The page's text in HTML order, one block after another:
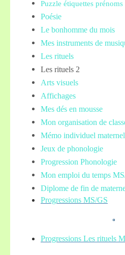
Puzzle étiquettes prénoms
Poésie
Le bonhomme du mois
Mes instruments de
Les rituels
Les rituels 2
Arts visuels
Affichages
Mes dés en mousse
Mon organisation de
Mémo individuel
Jeux de phonologie
Progression Phonologie
Mon emploi du temps
Diplome de fin de
Progressions MS/GS
Progressions Les rituels